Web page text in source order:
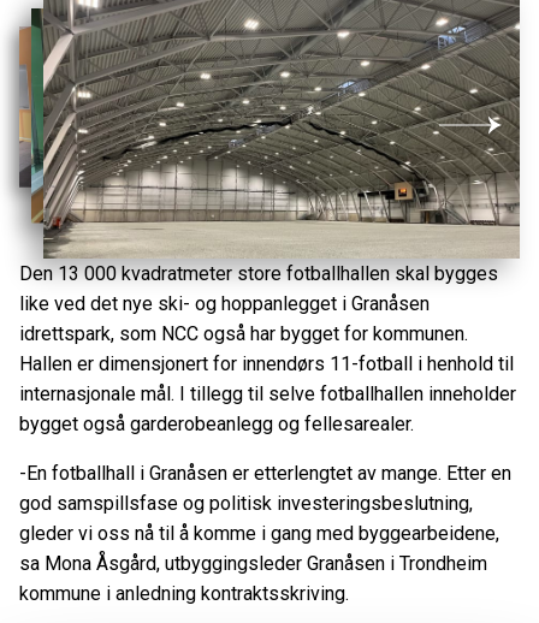
Den 13 000 kvadratmeter store fotballhallen skal bygges
like ved det nye ski- og hoppanlegget i Granåsen
idrettspark, som NCC også har bygget for kommunen.
Hallen er dimensjonert for innendørs 11-fotball i henhold til
internasjonale mål. I tillegg til selve fotballhallen inneholder
bygget også garderobeanlegg og fellesarealer.
-En fotballhall i Granåsen er etterlengtet av mange. Etter en
god samspillsfase og politisk investeringsbeslutning,
gleder vi oss nå til å komme i gang med byggearbeidene,
sa Mona Åsgård, utbyggingsleder Granåsen i Trondheim
kommune i anledning kontraktsskriving.